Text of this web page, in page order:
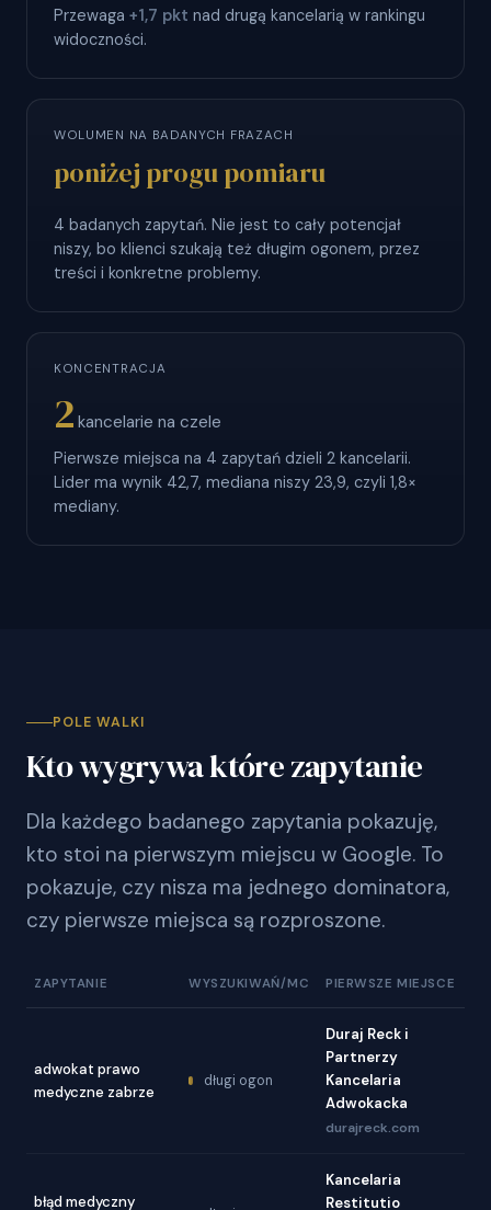
Przewaga +1,7 pkt nad drugą kancelarią w rankingu
widoczności.
WOLUMEN NA BADANYCH FRAZACH
poniżej progu pomiaru
4 badanych zapytań. Nie jest to cały potencjał
niszy, bo klienci szukają też długim ogonem, przez
treści i konkretne problemy.
KONCENTRACJA
2 kancelarie na czele
Pierwsze miejsca na 4 zapytań dzieli 2 kancelarii.
Lider ma wynik 42,7, mediana niszy 23,9, czyli 1,8×
mediany.
POLE WALKI
Kto wygrywa które zapytanie
Dla każdego badanego zapytania pokazuję,
kto stoi na pierwszym miejscu w Google. To
pokazuje, czy nisza ma jednego dominatora,
czy pierwsze miejsca są rozproszone.
ZAPYTANIE WYSZUKIWAŃ/MC PIERWSZE MIEJSCE
adwokat prawo
medyczne zabrze
długi ogon
Duraj Reck i
Partnerzy
Kancelaria
Adwokacka
durajreck.com
błąd medyczny
Kancelaria
Restitutio